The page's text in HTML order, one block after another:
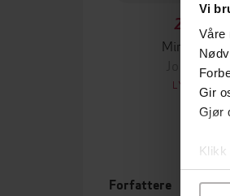
Vi
Våre
Gir
Gjør
Klikk
299,-
Minnesota
Jo Nesbø
LYDBOK
Forfattere